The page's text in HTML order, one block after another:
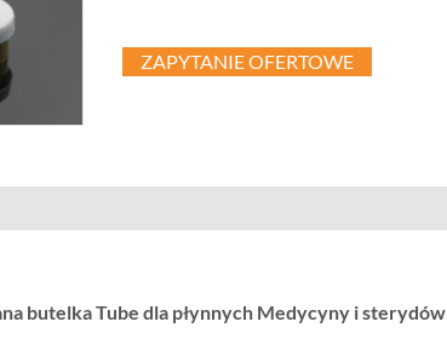
ZAPYTANIE OFERTOWE
butelka Tube dla płynnych Medycyny i sterydów